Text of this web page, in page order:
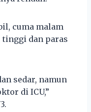
cuma malam
tinggi dan paras
sedar, namun
di ICU,”